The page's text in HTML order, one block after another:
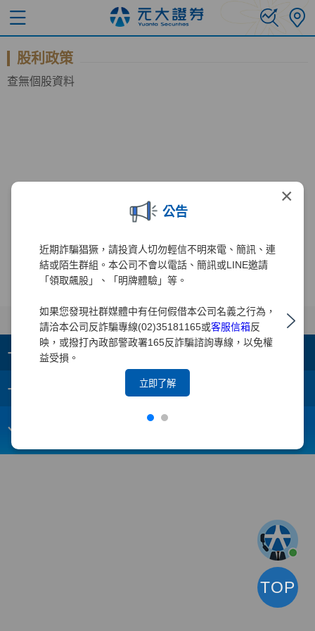
×
公告
近期詐騙猖獗，請投資人切勿輕信不明來電、簡訊、連
結或陌生群組。本公司不會以電話、簡訊或LINE邀請
「領取飆股」、「明牌體驗」等。
如果您發現社群媒體中有任何假借本公司名義之行為，
請洽本公司反詐騙專線(02)35181165或客服信箱反
映，或撥打內政部警政署165反詐騙諮詢專線，以免權
益受損。
立即了解
股利政策
查無個股資料
+ 集團成員
+
webmaster@yuanta.com
TOP